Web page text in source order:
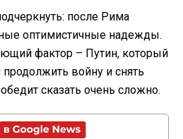
после Рима
оптимистичные надежды.
фактор – Путин, который
войну и снять
сказать очень сложно.